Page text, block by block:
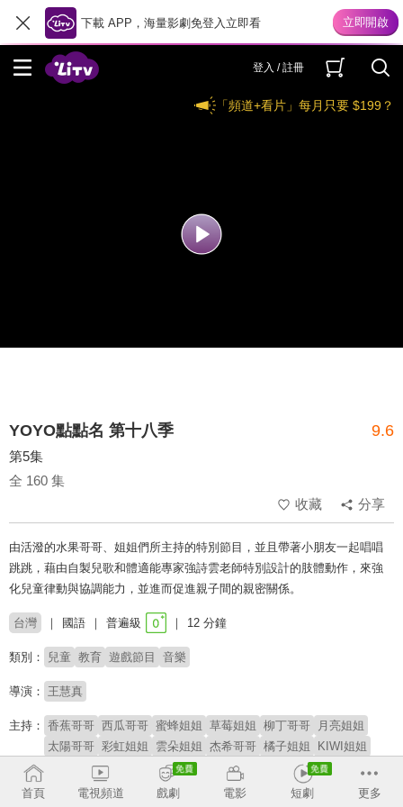
下載 APP，海量影劇免登入立即看
登入 / 註冊
「頻道+看片」每月只要 $199？
YOYO點點名 第十八季 9.6
第5集
全 160 集
收藏
分享
由活潑的水果哥哥、姐姐們所主持的特別節目，並且帶著小朋友一起唱唱
跳跳，藉由自製兒歌和體適能專家強詩雲老師特別設計的肢體動作，來強
化兒童律動與協調能力，並進而促進親子間的親密關係。
台灣 國語 普遍級 12 分鐘
類別： 兒童 教育 遊戲節目 音樂
導演： 王慧真
主持： 香蕉哥哥 西瓜哥哥 蜜蜂姐姐 草莓姐姐 柳丁哥哥
月亮姐姐
太陽哥哥 彩虹姐姐 雲朵姐姐 杰希哥哥 橘子姐姐
KIWI姐姐
櫻桃姐姐 番茄姐姐 YOYOMAN家族 阿嗚
# 學齡前 # YOYO家族
首頁 電視頻道 戲劇 電影 短劇 更多